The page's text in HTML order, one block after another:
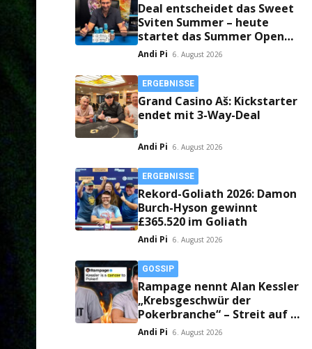
Deal entscheidet das Sweet
Sviten Summer – heute
startet das Summer Open
Bounty
Andi Pi 6. August 2026
ERGEBNISSE
Grand Casino Aš: Kickstarter
endet mit 3-Way-Deal
Andi Pi 6. August 2026
ERGEBNISSE
Rekord-Goliath 2026: Damon
Burch-Hyson gewinnt
£365.520 im Goliath
Andi Pi 6. August 2026
GOSSIP
Rampage nennt Alan Kessler
„Krebsgeschwür der
Pokerbranche“ – Streit auf X
eskaliert!
Andi Pi 6. August 2026